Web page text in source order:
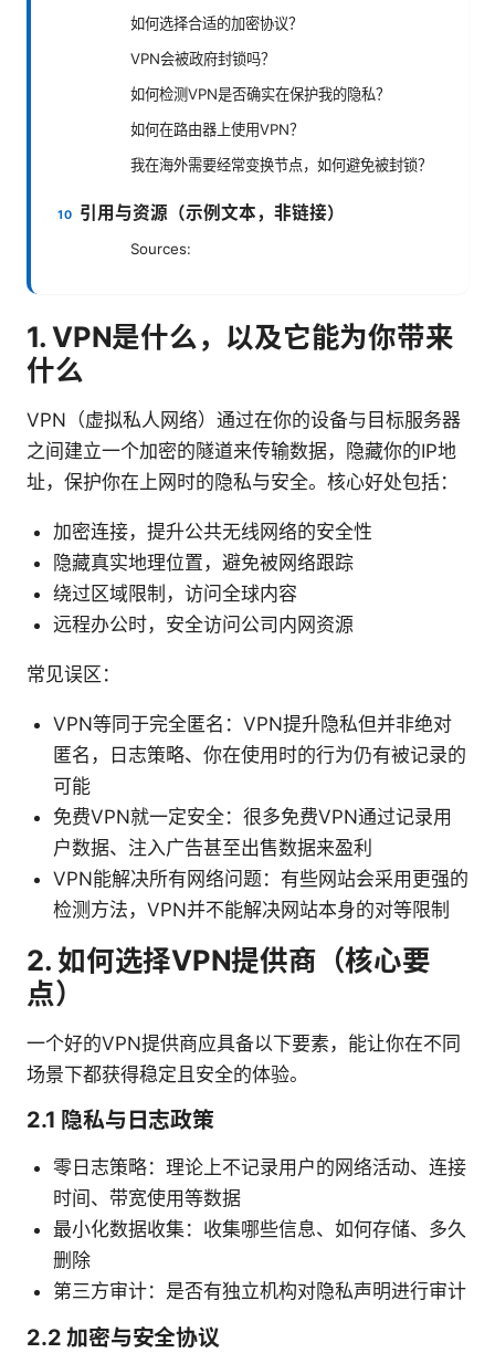
如何选择合适的加密协议？
VPN会被政府封锁吗？
如何检测VPN是否确实在保护我的隐私？
如何在路由器上使用VPN？
我在海外需要经常变换节点，如何避免被封锁？
引用与资源（示例文本，非链接）
Sources:
1. VPN是什么，以及它能为你带来
什么
VPN（虚拟私人网络）通过在你的设备与目标服务器
之间建立一个加密的隧道来传输数据，隐藏你的IP地
址，保护你在上网时的隐私与安全。核心好处包括：
加密连接，提升公共无线网络的安全性
隐藏真实地理位置，避免被网络跟踪
绕过区域限制，访问全球内容
远程办公时，安全访问公司内网资源
常见误区：
VPN等同于完全匿名：VPN提升隐私但并非绝对
匿名，日志策略、你在使用时的行为仍有被记录的
可能
免费VPN就一定安全：很多免费VPN通过记录用
户数据、注入广告甚至出售数据来盈利
VPN能解决所有网络问题：有些网站会采用更强的
检测方法，VPN并不能解决网站本身的对等限制
2. 如何选择VPN提供商（核心要
点）
一个好的VPN提供商应具备以下要素，能让你在不同
场景下都获得稳定且安全的体验。
2.1 隐私与日志政策
零日志策略：理论上不记录用户的网络活动、连接
时间、带宽使用等数据
最小化数据收集：收集哪些信息、如何存储、多久
删除
第三方审计：是否有独立机构对隐私声明进行审计
2.2 加密与安全协议